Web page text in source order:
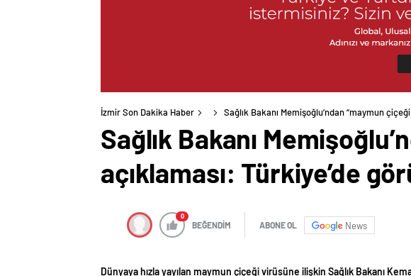
İzmir Son Dakika Haber Sağlık Bakanı Memişoğlu’ndan “maymun
Sağlık Bakanı
açıklaması: Türkiye’de
0
BEĞENDİM ABONE OL News
Dünyaya hızla yayılan maymun çiçeği virüsüne ilişkin Sağlık Bakanı